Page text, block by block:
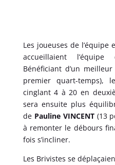
Les joueuses de l’équipe
accueillaient l’équipe
Bénéficiant d’un
premier quart-temps),
cinglant 4 à 20 en
sera ensuite plus
de Pauline VINCENT(13
à remonter le débours
fois s’incliner.
Les Brivistes se